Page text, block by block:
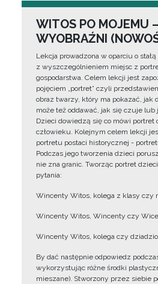
WITOS PO MOJEMU
WYOBRAŹNI
Lekcja prowadzona w oparciu o
z wyszczególnieniem miejsc z
gospodarstwa. Celem lekcji jest
pojęciem „portret” czyli
obraz twarzy, który ma pokazać, jak
może też oddawać, jak się czuje lub
Dzieci dowiedzą się co mówi portret
człowieku. Kolejnym celem lekcji
portretu postaci historycznej -
Podczas jego tworzenia dzieci
nie zna granic. Tworząc portret
pytania:
Wincenty Witos, kolega z klasy czy
Wincenty Witos, Wincenty czy
Wincenty Witos, kolega czy
By dać następnie odpowiedz
wykorzystując różne środki
mieszane). Stworzony przez siebie